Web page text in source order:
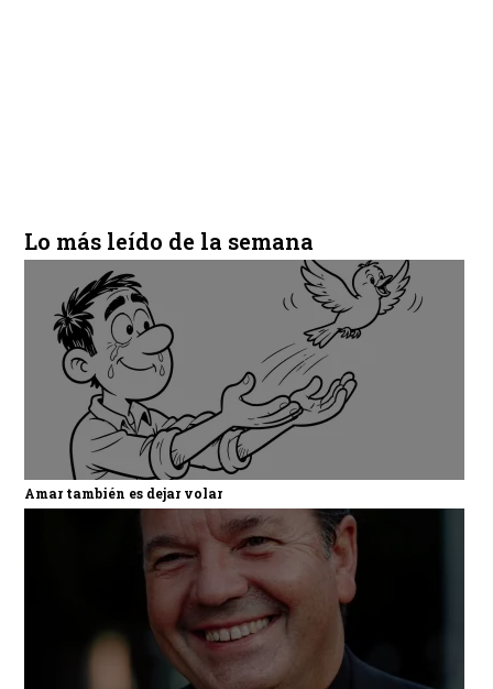
Lo más leído de la semana
Amar también es dejar volar